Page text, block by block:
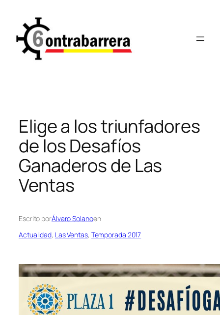
contenido
Elige a los triunfadores
de los Desafíos
Ganaderos de Las
Ventas
Escrito porÁlvaro Solanoen
Actualidad, Las Ventas, Temporada 2017